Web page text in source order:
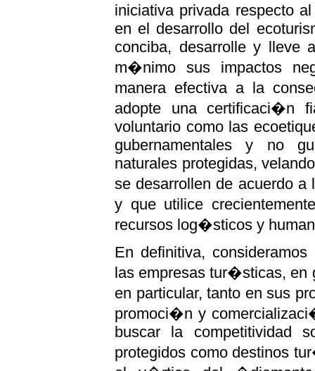
iniciativa privada respecto
en el desarrollo del
conciba, desarrolle y lleve
m�nimo sus impactos
manera efectiva a la
adopte una certificaci�n
voluntario como las
gubernamentales y no
naturales protegidas,
se desarrollen de acuerdo
y que utilice
recursos log�sticos y
En definitiva,
las empresas tur�sticas,
en particular, tanto en sus
promoci�n y
buscar la competitividad
protegidos como destinos